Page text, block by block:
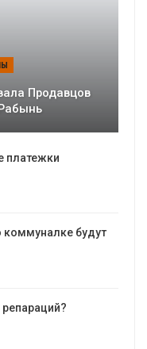
Продавцов
платежки
коммуналке будут